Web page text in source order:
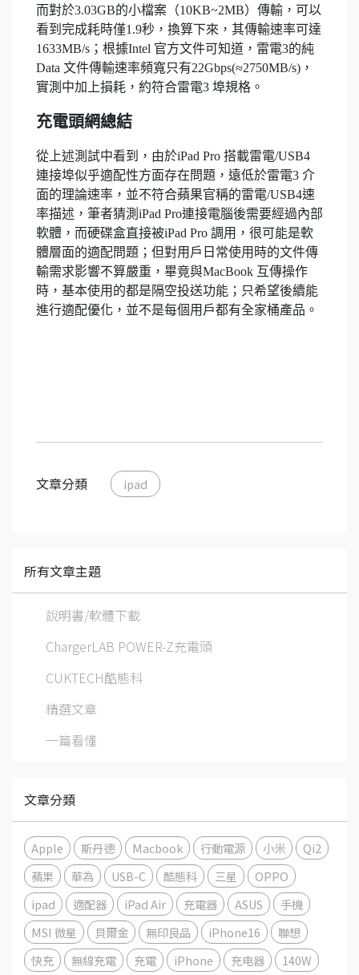
而對於3.03GB的小檔案（10KB~2MB）傳輸，可以
看到完成耗時僅1.9秒，換算下來，其傳輸速率可達
1633MB/s；根據Intel 官方文件可知道，雷電3的純
Data 文件傳輸速率頻寬只有22Gbps(≈2750MB/s)，
實測中加上損耗，約符合雷電3 埠規格。
充電頭網總結
從上述測試中看到，由於iPad Pro 搭載雷電/USB4
連接埠似乎適配性方面存在問題，遠低於雷電3 介
面的理論速率，並不符合蘋果官稱的雷電/USB4速
率描述，筆者猜測iPad Pro連接電腦後需要經過內部
軟體，而硬碟盒直接被iPad Pro 調用，很可能是軟
體層面的適配問題；但對用戶日常使用時的文件傳
輸需求影響不算嚴重，畢竟與MacBook 互傳操作
時，基本使用的都是隔空投送功能；只希望後續能
進行適配優化，並不是每個用戶都有全家桶產品。
文章分類 ipad
所有文章主題
說明書/軟體下載
ChargerLAB POWER-Z充電頭
CUKTECH酷態科
精選文章
一篇看懂
文章分類
Apple 斯丹德 Macbook 行動電源 小米
Qi2
蘋果
華為 USB-C 酷態科 三星
OPPO
ipad
適配器 iPad Air 充電器 ASUS
手機
MSI 微星
貝爾金 無印良品 iPhone16
聯想
快充
無線充電 充電 iPhone 充电器
140W